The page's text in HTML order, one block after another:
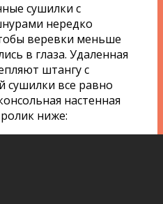
сушилки с
нередко
веревки меньше
в глаза. Удаленная
штангу с
сушилки все равно
настенная
ниже: